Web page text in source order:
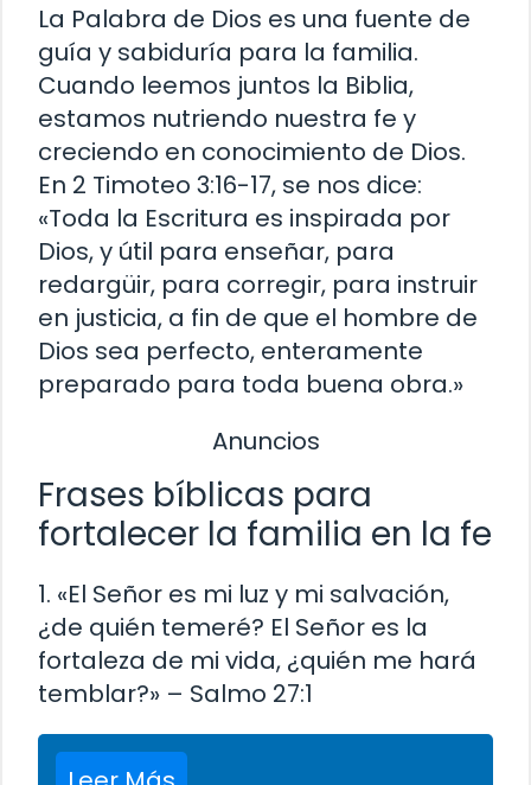
La Palabra de Dios es una fuente de
guía y sabiduría para la familia.
Cuando leemos juntos la Biblia,
estamos nutriendo nuestra fe y
creciendo en conocimiento de Dios.
En 2 Timoteo 3:16-17, se nos dice:
«Toda la Escritura es inspirada por
Dios, y útil para enseñar, para
redargüir, para corregir, para instruir
en justicia, a fin de que el hombre de
Dios sea perfecto, enteramente
preparado para toda buena obra.»
Anuncios
Frases bíblicas para
fortalecer la familia en la fe
1. «El Señor es mi luz y mi salvación,
¿de quién temeré? El Señor es la
fortaleza de mi vida, ¿quién me hará
temblar?» – Salmo 27:1